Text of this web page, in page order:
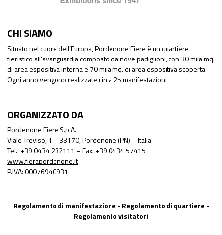
CHI SIAMO
Situato nel cuore dell’Europa, Pordenone Fiere è un quartiere
fieristico all’avanguardia composto da nove padiglioni, con 30 mila mq.
di area espositiva interna e 70 mila mq. di area espositiva scoperta.
Ogni anno vengono realizzate circa 25 manifestazioni
ORGANIZZATO DA
Pordenone Fiere S.p.A.
Viale Treviso, 1 – 33170, Pordenone (PN) – Italia
Tel.: +39 0434 232111 – Fax: +39 0434 57415
www.fierapordenone.it
P.IVA: 00076940931
Regolamento di manifestazione - Regolamento di quartiere -
Regolamento visitatori